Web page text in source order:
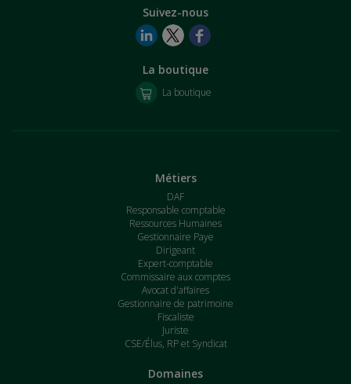
Suivez-nous
La boutique
La boutique
Métiers
DAF
Responsable comptable
Ressources Humaines
Gestionnaire Paye
Dirigeant
Expert-comptable
Commissaire aux comptes
Avocat d'affaires
Gestionnaire de patrimoine
Fiscaliste
Juriste
CSE/Élus, RP et Syndicat
Domaines